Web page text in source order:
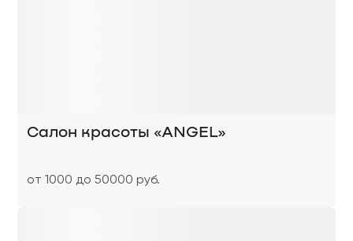
Салон красоты «ANGEL»
от 1000 до 50000 руб.